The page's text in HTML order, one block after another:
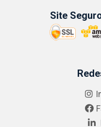
Site